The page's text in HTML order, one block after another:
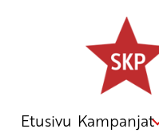
Etusivu Kampanjat
vallankaappauksen
Euroopan vasemmisto